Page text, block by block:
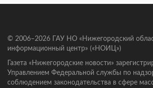
© 2006–2026 ГАУ НО «Нижегородский
информационный центр» («НОИЦ»)
Газета «Нижегородские новости»
Управлением Федеральной службы по
соблюдением законодательства в сфере